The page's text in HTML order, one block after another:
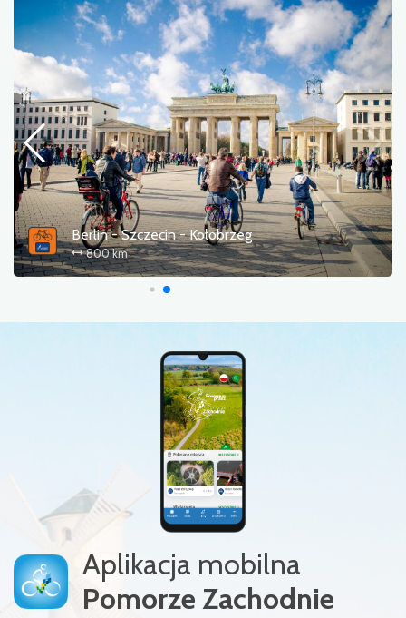
Berlin - Szczecin - Kołobrzeg
800 km
Aplikacja mobilna
Pomorze Zachodnie